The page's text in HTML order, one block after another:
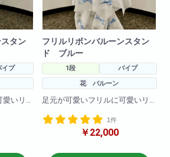
タン
イプ
いリ
のお
フリルリボンバルーンスタン
ド ブルー
1段
パイプ
花 バルーン
足元が可愛いフリルに可愛いリ
フリルや、お花、バルーンのお
色の変更も可能です!
H190
1件
￥22,000